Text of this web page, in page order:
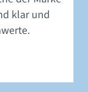
klar und